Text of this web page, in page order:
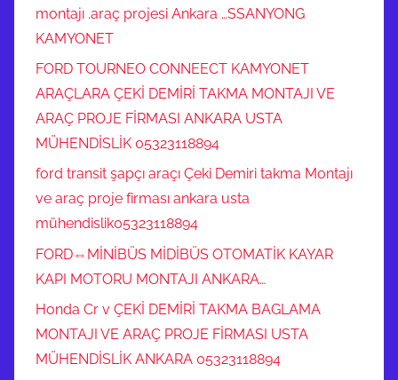
montajı .araç projesi Ankara …SSANYONG
KAMYONET
FORD TOURNEO CONNEECT KAMYONET
ARAÇLARA ÇEKİ DEMİRİ TAKMA MONTAJI VE
ARAÇ PROJE FİRMASI ANKARA USTA
MÜHENDİSLİK 05323118894
ford transit şapçı araçı Çeki Demiri takma Montajı
ve araç proje firması ankara usta
mühendislik05323118894
FORD⇔MİNİBÜS MİDİBÜS OTOMATİK KAYAR
KAPI MOTORU MONTAJI ANKARA…
Honda Cr v ÇEKİ DEMİRİ TAKMA BAGLAMA
MONTAJI VE ARAÇ PROJE FİRMASI USTA
MÜHENDİSLİK ANKARA 05323118894